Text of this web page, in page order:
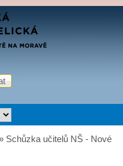
Schůzka učitelů NŠ - Nové